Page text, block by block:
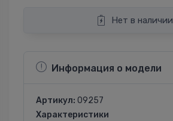
Нет в наличии
Информация о модели
Артикул: 09257
Характеристики